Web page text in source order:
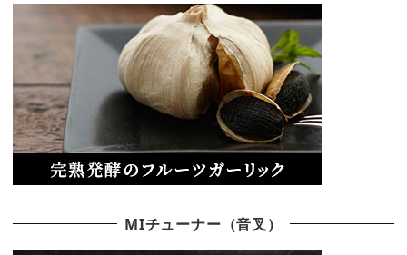
MIチューナー（音叉）